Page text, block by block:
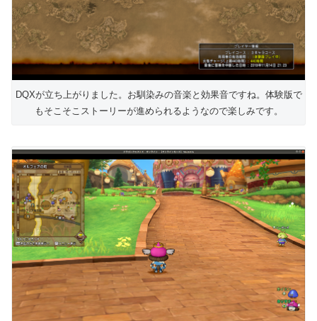
DQXが立ち上がりました。お馴染みの音楽と効果音ですね。体験版で
もそこそこストーリーが進められるようなので楽しみです。